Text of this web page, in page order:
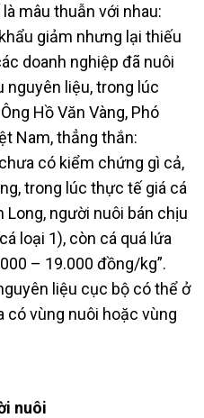
mâu thuẫn với nhau:
giảm nhưng lại thiếu
doanh nghiệp đã nuôi
nguyên liệu, trong lúc
Hồ Văn Vàng, Phó
Nam, thẳng thắn:
có kiểm chứng gì cả,
trong lúc thực tế giá cá
Long, người nuôi bán chịu
loại 1), còn cá quá lứa
– 19.000 đồng/kg”.
liệu cục bộ có thể ở
có vùng nuôi hoặc vùng
nuôi